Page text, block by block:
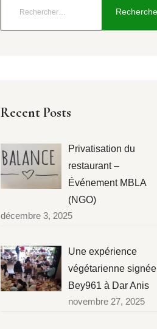
Recent Posts
Privatisation du
restaurant –
Événement MBLA
(NGO)
décembre 3, 2025
Une expérience
végétarienne signée
Bey961 à Dar Anis
novembre 27, 2025